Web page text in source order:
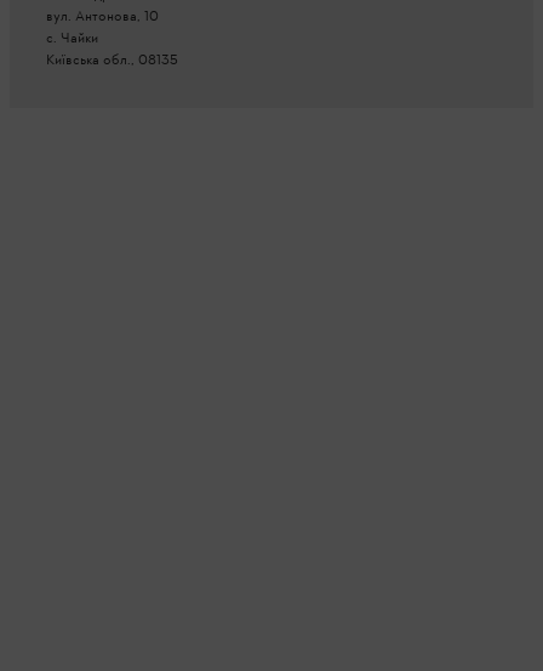
вул. Антонова, 10
с. Чайки
Київська обл., 08135